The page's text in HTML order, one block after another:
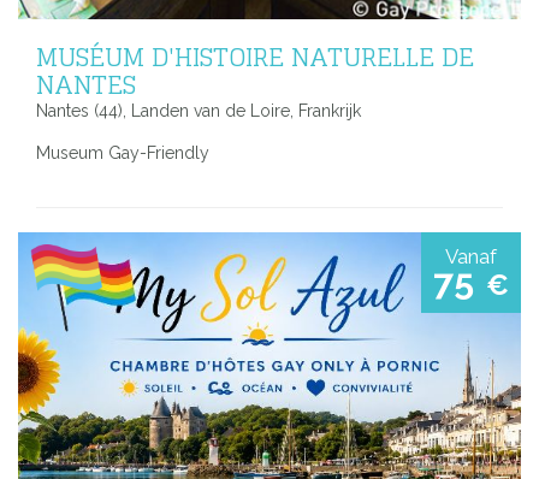
MUSÉUM D'HISTOIRE NATURELLE DE
NANTES
Nantes (44), Landen van de Loire, Frankrijk
Museum Gay-Friendly
Vanaf
75 €